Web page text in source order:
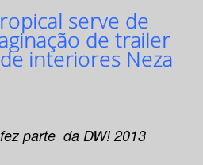
serve de
de trailer
interiores Neza
parte da DW! 2013